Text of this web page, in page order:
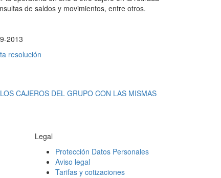
de saldos y movimientos, entre otros.
2013
resolución
CAJEROS DEL GRUPO CON LAS MISMAS
Legal
Protección Datos Personales
Aviso legal
Tarifas y cotizaciones